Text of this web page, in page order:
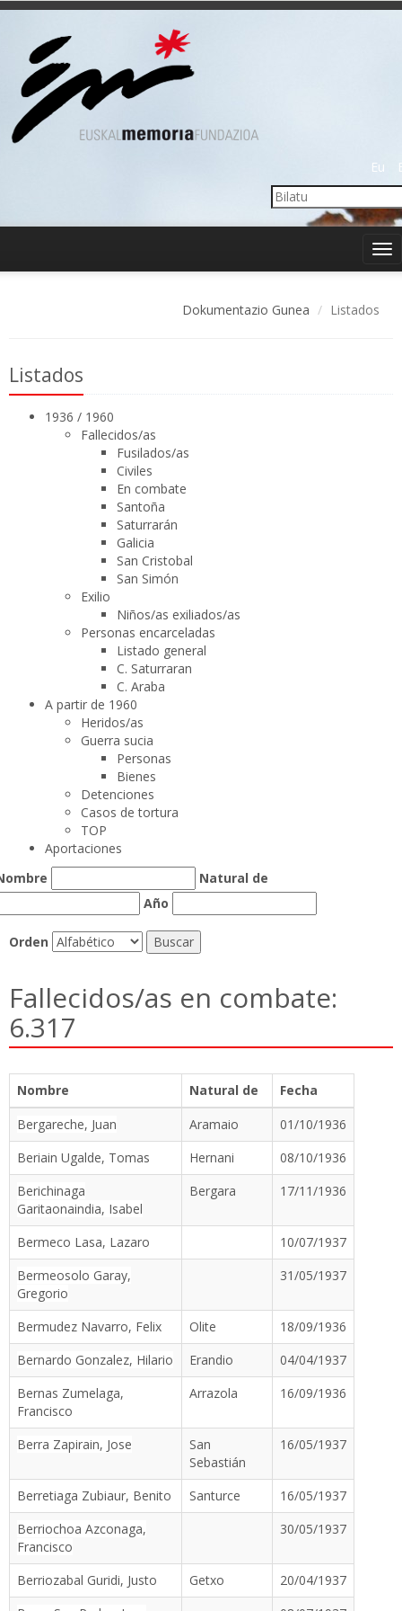
Eu
Dokumentazio Gunea Listados
Listados
1936 / 1960
Fallecidos/as
Fusilados/as
Civiles
En combate
Santoña
Saturrarán
Galicia
San Cristobal
San Simón
Exilio
Niños/as exiliados/as
Personas encarceladas
Listado general
C. Saturraran
C. Araba
A partir de 1960
Heridos/as
Guerra sucia
Personas
Bienes
Detenciones
Casos de tortura
TOP
Aportaciones
Natural de
Año
Orden
Fallecidos/as en combate:
6.317
Nombre Natural de
Fecha
Bergareche, Juan
Aramaio
01/10/1936
Beriain Ugalde, Tomas
Hernani
08/10/1936
Berichinaga
Garitaonaindia, Isabel
Bergara 17/11/1936
Bermeco Lasa, Lazaro
10/07/1937
Bermeosolo Garay,
Gregorio
31/05/1937
Bermudez Navarro, Felix Olite
18/09/1936
Bernardo Gonzalez, Hilario
Erandio
04/04/1937
Bernas Zumelaga,
Francisco
Arrazola 16/09/1936
Berra Zapirain, Jose
San
Sebastián
16/05/1937
Berretiaga Zubiaur, Benito Santurce
16/05/1937
Berriochoa Azconaga,
Francisco
30/05/1937
Berriozabal Guridi, Justo Getxo
20/04/1937